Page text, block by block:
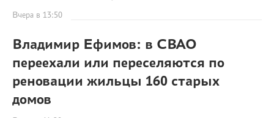
Вчера в 13:50
Владимир Ефимов: в СВАО
переехали или переселяются по
реновации жильцы 160 старых
домов